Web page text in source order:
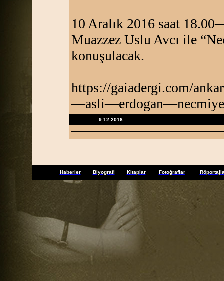
10 Aralık 2016 saat
Muazzez Uslu Avcı ile
konuşulacak.
https://gaiadergi.com/
9.12.2016
Haberler Biyografi Kitaplar Fotoğraflar